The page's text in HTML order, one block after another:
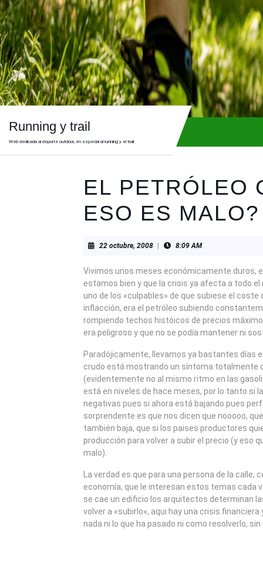
Skip
to
content
Running y trail
Web dedicada al deporte outdoor, en especial al running y el trail
EL PETRÓLEO
ESO ES MALO?
22 octubre, 200822
8:09 AM
Vivimos unos meses económicamente duros,
estamos bien y que la crisis ya afecta a todo el
uno de los «culpables» de que subiese el coste
inflacción, era el petróleo subiendo
rompiendo techos históicos de precios
era peligroso y que no se podía mantener ni
Paradójicamente, llevamos ya bastantes días
crudo está mostrando un síntoma totalmente
(evidentemente no al mismo ritmo en las
está en niveles de hace meses, por lo tanto si
negativas pues si ahora está bajando pues
sorprendente es que nos dicen que nooooo,
también baja, que si los paises productores
producción para volver a subir el precio (y eso
malo).
La verdad es que para una persona de la calle,
economía, que le interesan estos temas cada
se cae un edificio los arquitectos determinan
volver a «subirlo», aqui hay una crisis financiera
nada ni lo que ha pasado ni como resolverlo,